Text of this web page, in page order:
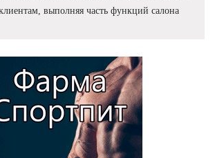
выполняя часть функций салона